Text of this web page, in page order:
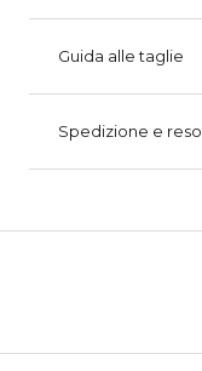
Guida alle taglie
Spedizione e reso